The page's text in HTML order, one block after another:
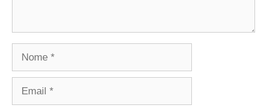
Nome
Email